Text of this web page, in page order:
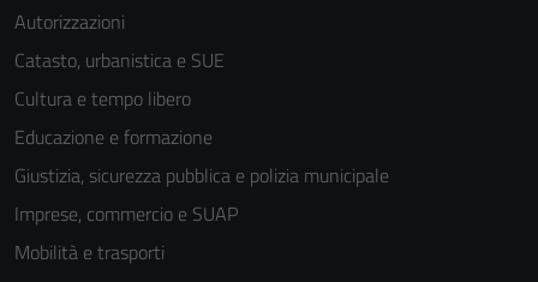
Autorizzazioni
Catasto, urbanistica e SUE
Cultura e tempo libero
Educazione e formazione
Giustizia, sicurezza pubblica e polizia municipale
Imprese, commercio e SUAP
Mobilità e trasporti